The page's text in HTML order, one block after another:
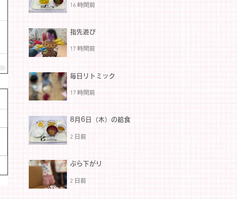
16 時間前
指先遊び
17 時間前
毎日リトミック
17 時間前
8月6日（木）の給食
2 日前
ぶら下がり
2 日前